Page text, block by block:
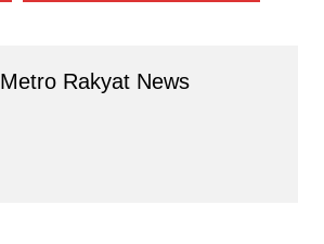
Metro Rakyat News